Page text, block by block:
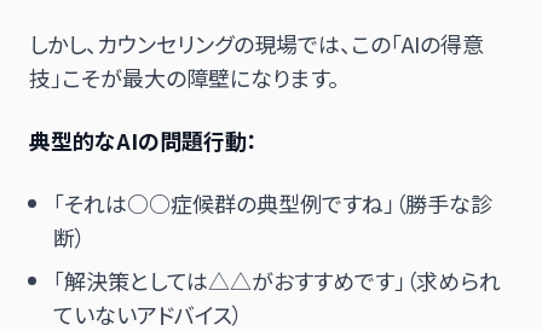
しかし、カウンセリングの現場では、この「AIの得意
技」こそが最大の障壁になります。
典型的なAIの問題行動：
「それは○○症候群の典型例ですね」（勝手な診
断）
「解決策としては△△がおすすめです」（求められ
ていないアドバイス）